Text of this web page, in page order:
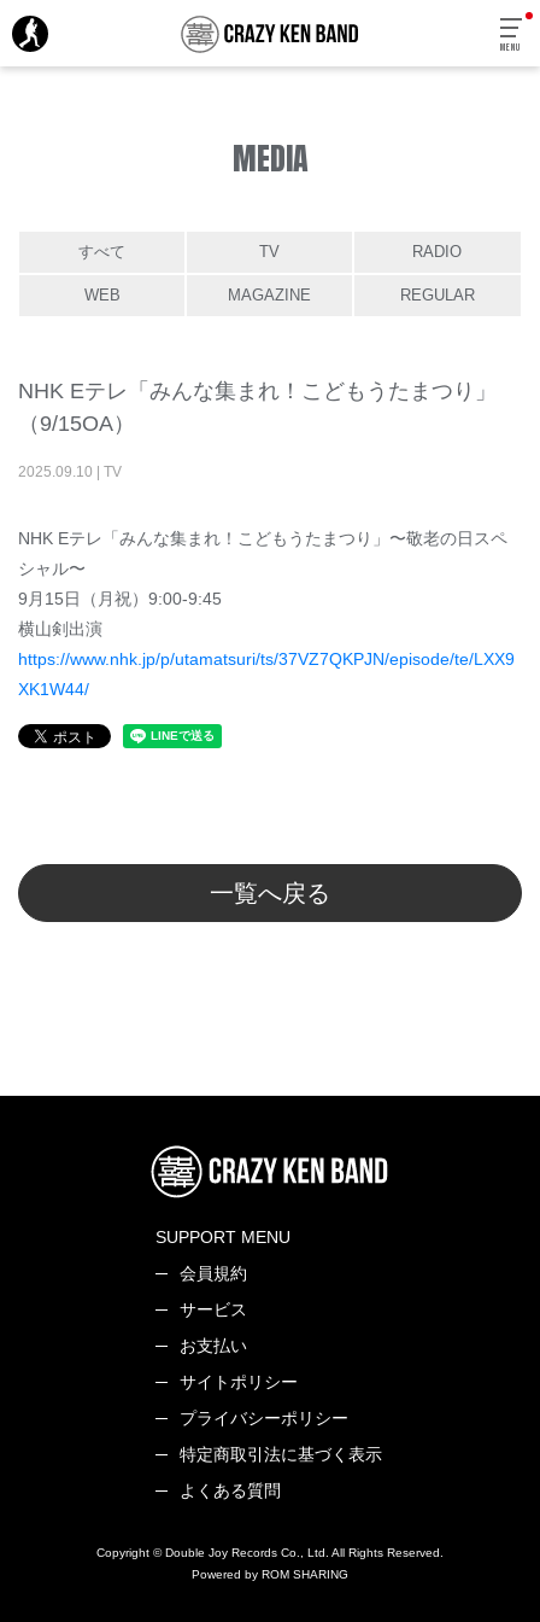
MENU
MEDIA
すべて TV RADIO
WEB MAGAZINE REGULAR
NHK Eテレ「みんな集まれ！こどもうたまつり」
（9/15OA）
2025.09.10 TV
NHK Eテレ「みんな集まれ！こどもうたまつり」〜敬老の日スペ
シャル〜
9月15日（月祝）9:00-9:45
横山剣出演
https://www.nhk.jp/p/utamatsuri/ts/37VZ7QKPJN/episode/te/LXX9
XK1W44/
一覧へ戻る
SUPPORT MENU
会員規約
サービス
お支払い
サイトポリシー
プライバシーポリシー
特定商取引法に基づく表示
よくある質問
Copyright © Double Joy Records Co., Ltd. All Rights Reserved.
Powered by ROM SHARING